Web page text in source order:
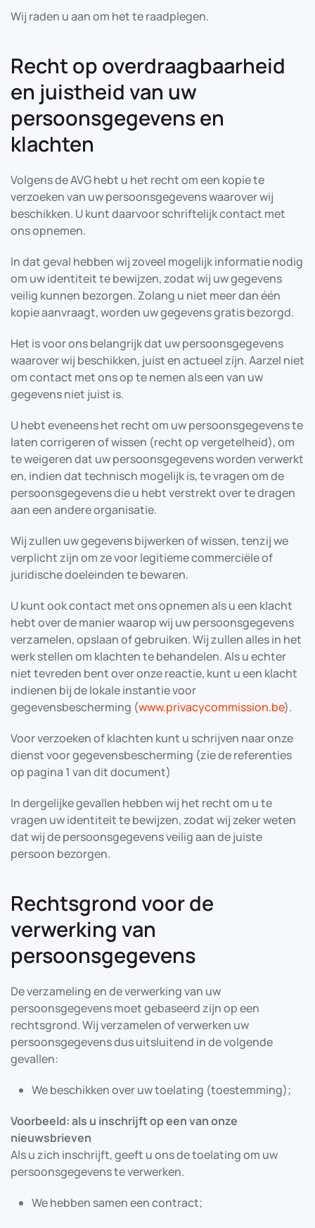
Wij raden u aan om het te raadplegen.
Recht op overdraagbaarheid
en juistheid van uw
persoonsgegevens en
klachten
Volgens de AVG hebt u het recht om een kopie te
verzoeken van uw persoonsgegevens waarover wij
beschikken. U kunt daarvoor schriftelijk contact met
ons opnemen.
In dat geval hebben wij zoveel mogelijk informatie nodig
om uw identiteit te bewijzen, zodat wij uw gegevens
veilig kunnen bezorgen. Zolang u niet meer dan één
kopie aanvraagt, worden uw gegevens gratis bezorgd.
Het is voor ons belangrijk dat uw persoonsgegevens
waarover wij beschikken, juist en actueel zijn. Aarzel niet
om contact met ons op te nemen als een van uw
gegevens niet juist is.
U hebt eveneens het recht om uw persoonsgegevens te
laten corrigeren of wissen (recht op vergetelheid), om
te weigeren dat uw persoonsgegevens worden verwerkt
en, indien dat technisch mogelijk is, te vragen om de
persoonsgegevens die u hebt verstrekt over te dragen
aan een andere organisatie.
Wij zullen uw gegevens bijwerken of wissen, tenzij we
verplicht zijn om ze voor legitieme commerciële of
juridische doeleinden te bewaren.
U kunt ook contact met ons opnemen als u een klacht
hebt over de manier waarop wij uw persoonsgegevens
verzamelen, opslaan of gebruiken. Wij zullen alles in het
werk stellen om klachten te behandelen. Als u echter
niet tevreden bent over onze reactie, kunt u een klacht
indienen bij de lokale instantie voor
gegevensbescherming (www.privacycommission.be).
Voor verzoeken of klachten kunt u schrijven naar onze
dienst voor gegevensbescherming (zie de referenties
op pagina 1 van dit document)
In dergelijke gevallen hebben wij het recht om u te
vragen uw identiteit te bewijzen, zodat wij zeker weten
dat wij de persoonsgegevens veilig aan de juiste
persoon bezorgen.
Rechtsgrond voor de
verwerking van
persoonsgegevens
De verzameling en de verwerking van uw
persoonsgegevens moet gebaseerd zijn op een
rechtsgrond. Wij verzamelen of verwerken uw
persoonsgegevens dus uitsluitend in de volgende
gevallen:
We beschikken over uw toelating (toestemming);
Voorbeeld: als u inschrijft op een van onze
nieuwsbrieven
Als u zich inschrijft, geeft u ons de toelating om uw
persoonsgegevens te verwerken.
We hebben samen een contract;